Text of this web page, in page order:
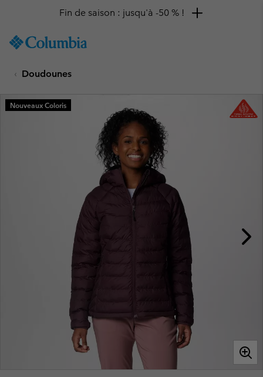
TO
SKIP
MAIN
NAV
Fin de saison : jusqu'à -50 % !
Doudounes
Nouveaux Coloris